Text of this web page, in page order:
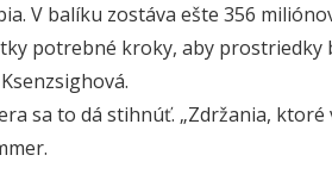
V balíku zostáva ešte 356
potrebné kroky, aby
sa to dá stihnúť. „Zdržania,